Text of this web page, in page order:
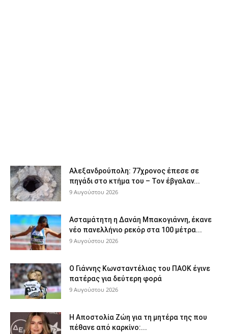
Αλεξανδρούπολη: 77χρονος έπεσε σε
πηγάδι στο κτήμα του – Τον έβγαλαν...
9 Αυγούστου 2026
Ασταμάτητη η Δανάη Μπακογιάννη, έκανε
νέο πανελλήνιο ρεκόρ στα 100 μέτρα...
9 Αυγούστου 2026
Ο Γιάννης Κωνσταντέλιας του ΠΑΟΚ έγινε
πατέρας για δεύτερη φορά
9 Αυγούστου 2026
Η Αποστολία Ζώη για τη μητέρα της που
πέθανε από καρκίνο:...